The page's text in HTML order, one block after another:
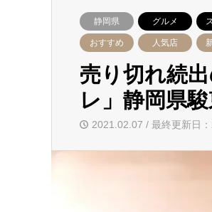
静岡県 グルメ
おすすめ 人気店
売り切れ続
レ」静岡県
2021.02.07 / 最終更新日